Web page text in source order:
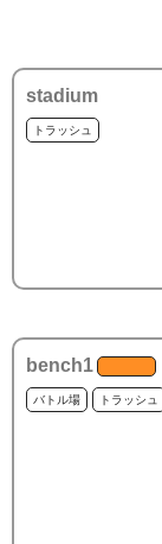
stadium
トラッシュ
bench1
バトル場 トラッシュ